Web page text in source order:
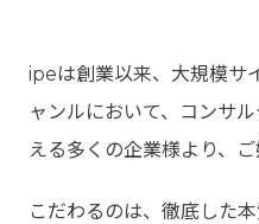
ipeは創業以来、大規模サ
ャンルにおいて、コンサ
える多くの企業様より、
こだわるのは、徹底した本